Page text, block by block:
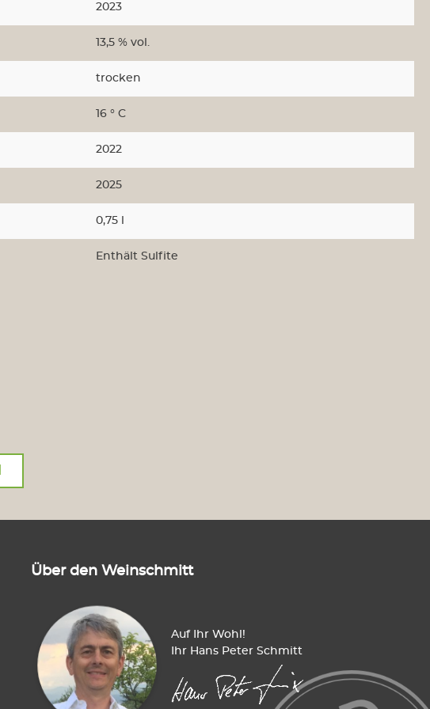
Weine aus Österreich Weine aus der Schweiz
Weine aus USA
2023
13,5 % vol.
trocken
16 ° C
2022
2025
0,75 l
Enthält Sulfite
Über den Weinschmitt
Auf Ihr Wohl!
Ihr Hans Peter Schmitt